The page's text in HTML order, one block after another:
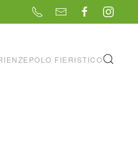
POLO FIERISTICO